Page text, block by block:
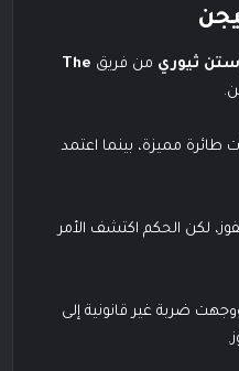
ثيوري من فريق The
طائرة مميزة، بينما اعتمد
لكن الحكم اكتشف الأمر
ضربة غير قانونية إلى